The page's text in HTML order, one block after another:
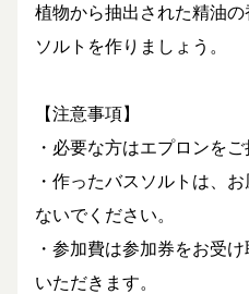
植物から抽出された精油
ソルトを作りましょう。
【注意事項】
・必要な方はエプロンをご
・作ったバスソルトは、
ないでください。
・参加費は参加券をお受
いただきます。